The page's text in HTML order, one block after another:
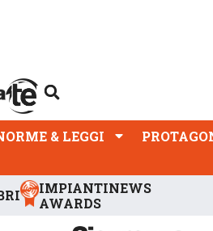
& LEGGI
IMPIANTINEWS
AWARDS